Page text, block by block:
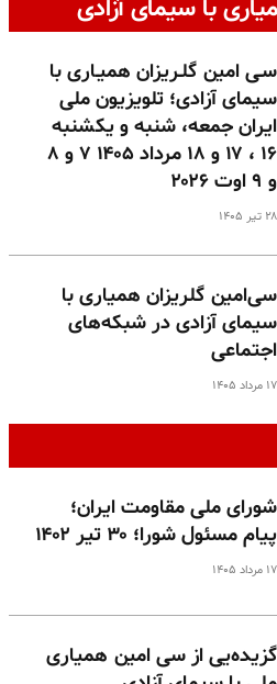
با سیمای آزادی
سـی امین گلـریزان همیـاری با
سیمای آزادی؛ تلویزیون ملی
ایران جمعه، شنبه و یکشنبه
۱۶ ، ۱۷ و ۱۸ مرداد ۱۴۰۵ ۷ و ۸
و ۹ اوت ۲۰۲۶
۲۸ تیر ۱۴۰۵
سی‌امین گلریزان همیاری با
سیمای آزادی در شبکه‌های
اجتماعی
۱۷ مرداد ۱۴۰۵
شورای ملی مقاومت ایران؛
پیام مسئول شورا؛ ۳۰ تیر ۱۴۰۲
۱۷ مرداد ۱۴۰۵
گزیده‌یی از سی امین همیاری